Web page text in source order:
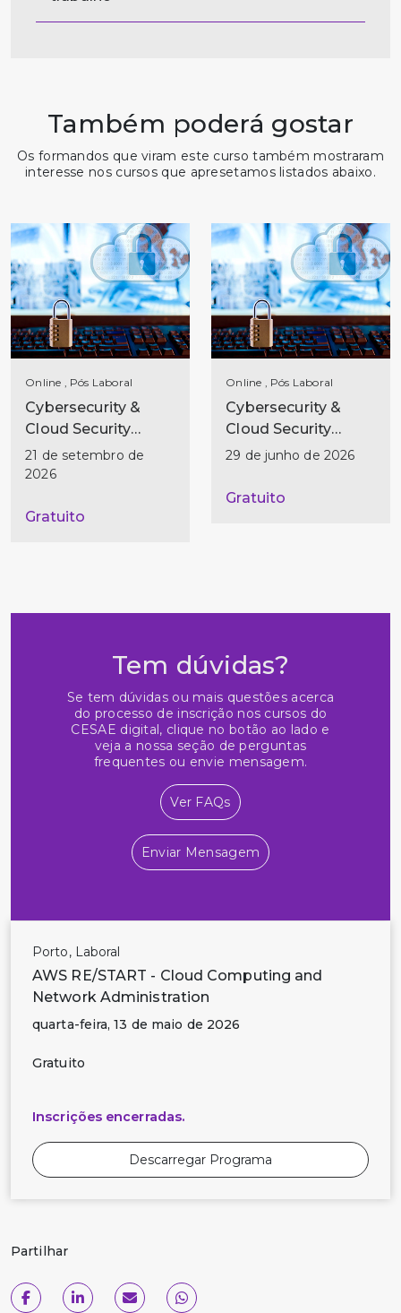
Também poderá gostar
Os formandos que viram este curso também mostraram
interesse nos cursos que apresetamos listados abaixo.
Online , Pós Laboral
Cybersecurity &
Cloud Security
Technician
21 de setembro de
2026
Gratuito
Online , Pós Laboral
Cybersecurity &
Cloud Security
Technician
29 de junho de 2026
Gratuito
Tem dúvidas?
Se tem dúvidas ou mais questões acerca
do processo de inscrição nos cursos do
CESAE digital, clique no botão ao lado e
veja a nossa seção de perguntas
frequentes ou envie mensagem.
Ver FAQs
Enviar Mensagem
Porto, Laboral
AWS RE/START - Cloud Computing and
Network Administration
quarta-feira, 13 de maio de 2026
Gratuito
Inscrições encerradas.
Descarregar Programa
Partilhar